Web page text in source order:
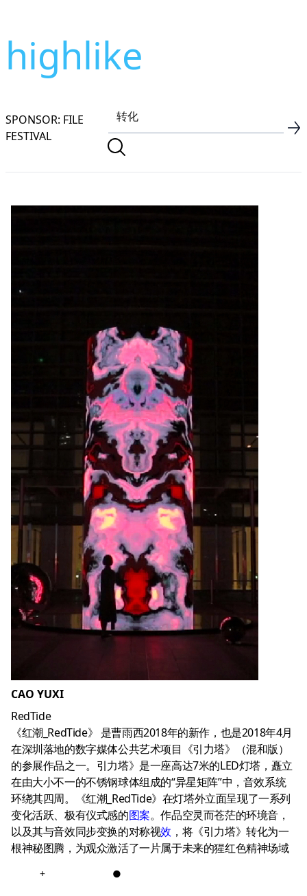
highlike
SPONSOR: FILE
FESTIVAL
CAO YUXI
RedTide
《红潮_RedTide》 是曹雨西2018年的新作，也是2018年4月
在深圳落地的数字媒体公共艺术项目《引力塔》（混和版）
的参展作品之一。引力塔》是一座高达7米的LED灯塔，矗立
在由大小不一的不锈钢球体组成的“异星矩阵”中，音效系统
环绕其四周。《红潮_RedTide》在灯塔外立面呈现了一系列
变化活跃、极有仪式感的图案。作品空灵而苍茫的环境音，
以及其与音效同步变换的对称视效 ，将《引力塔》转化为一
根神秘图腾，为观众激活了一片属于未来的猩红色精神场域
+ ●